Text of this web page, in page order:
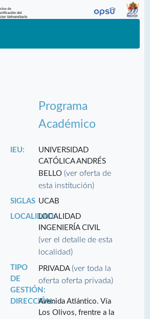
Programa
Académico
IEU:
UNIVERSIDAD
CATÓLICA ANDRÉS
BELLO(ver oferta de
esta institución)
SIGLAS UCAB
LOCALIDAD:LOCALIDAD
INGENIERÍA CIVIL
(ver el detalle de esta
localidad)
TIPO
DE
GESTIÓN:
PRIVADA(ver toda la
oferta oferta privada)
DIRECCIÓN:Avenida Atlántico. Vía
Los Olivos, frentre a la